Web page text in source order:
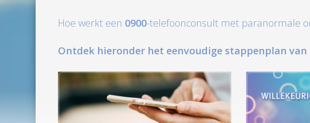
Hoe werkt een 0900-telefoonconsult met paranormale
Ontdek hieronder het eenvoudige stappenplan